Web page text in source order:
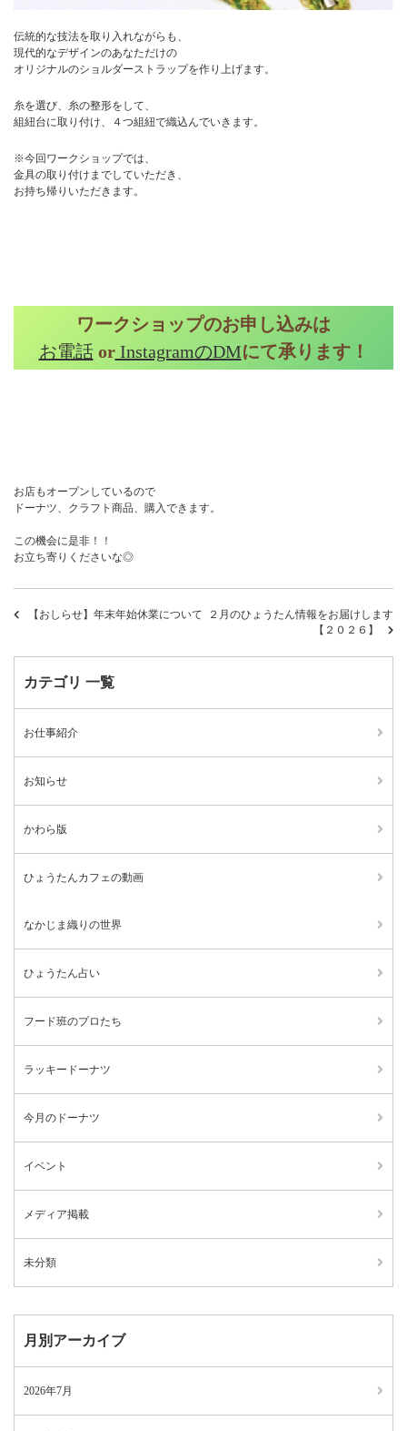
伝統的な技法を取り入れながらも、
現代的なデザインのあなただけの
オリジナルのショルダーストラップを作り上げます。
糸を選び、糸の整形をして、
組紐台に取り付け、４つ組紐で織込んでいきます。
※今回ワークショップでは、
金具の取り付けまでしていただき、
お持ち帰りいただきます。
ワークショップのお申し込みは
お電話orInstagramのDMにて承ります！
お店もオープンしているので
ドーナツ、クラフト商品、購入できます。
この機会に是非！！
お立ち寄りくださいな◎
【おしらせ】年末年始休業について
２月のひょうたん情報をお届けします
【２０２６】
カテゴリ 一覧
お仕事紹介
お知らせ
かわら版
ひょうたんカフェの動画
なかじま織りの世界
ひょうたん占い
フード班のプロたち
ラッキードーナツ
今月のドーナツ
イベント
メディア掲載
未分類
月別アーカイブ
2026年7月